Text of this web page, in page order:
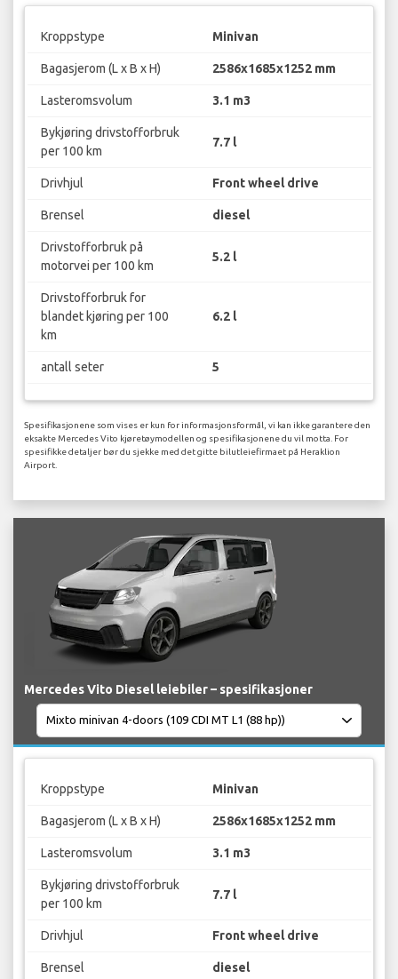
Kroppstype Minivan
Bagasjerom (L x B x H) 2586x1685x1252 mm
Lasteromsvolum 3.1 m3
Bykjøring drivstofforbruk
per 100 km
7.7 l
Drivhjul Front wheel drive
Brensel diesel
Drivstofforbruk på
motorvei per 100 km
5.2 l
Drivstofforbruk for
blandet kjøring per 100
km
6.2 l
antall seter 5
Spesifikasjonene som vises er kun for informasjonsformål, vi kan ikke garantere den
eksakte Mercedes Vito kjøretøymodellen og spesifikasjonene du vil motta. For
spesifikke detaljer bør du sjekke med det gitte bilutleiefirmaet på Heraklion
Airport.
Mercedes Vito Diesel leiebiler – spesifikasjoner
Kroppstype Minivan
Bagasjerom (L x B x H) 2586x1685x1252 mm
Lasteromsvolum 3.1 m3
Bykjøring drivstofforbruk
per 100 km
7.7 l
Drivhjul Front wheel drive
Brensel diesel